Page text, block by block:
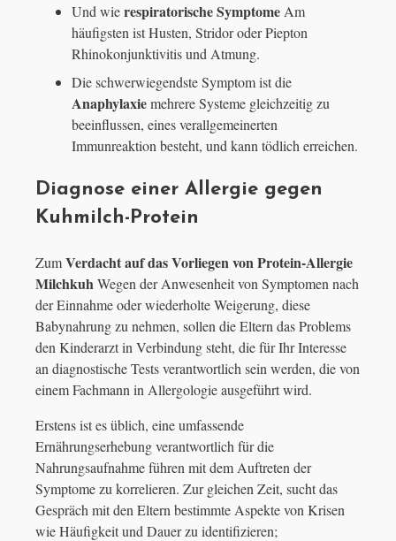
Und wierespiratorische Symptome Am
häufigsten ist Husten, Stridor oder Piepton
Rhinokonjunktivitis und Atmung.
Die schwerwiegendste Symptom ist die
Anaphylaxiemehrere Systeme gleichzeitig zu
beeinflussen, eines verallgemeinerten
Immunreaktion besteht, und kann tödlich erreichen.
Diagnose einer Allergie gegen
Kuhmilch-Protein
ZumVerdacht auf das Vorliegen von Protein-Allergie
MilchkuhWegen der Anwesenheit von Symptomen nach
der Einnahme oder wiederholte Weigerung, diese
Babynahrung zu nehmen, sollen die Eltern das Problems
den Kinderarzt in Verbindung steht, die für Ihr Interesse
an diagnostische Tests verantwortlich sein werden, die von
einem Fachmann in Allergologie ausgeführt wird.
Erstens ist es üblich, eine umfassende
Ernährungserhebung verantwortlich für die
Nahrungsaufnahme führen mit dem Auftreten der
Symptome zu korrelieren. Zur gleichen Zeit, sucht das
Gespräch mit den Eltern bestimmte Aspekte von Krisen
wie Häufigkeit und Dauer zu identifizieren;